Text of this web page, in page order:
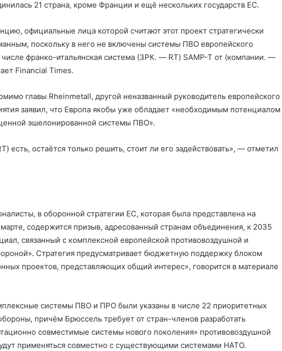
21 страна, кроме Франции и ещё нескольких государств ЕС.
официальные лица которой считают этот проект стратегически
поскольку в него не включены системы ПВО европейского
числе франко-итальянская система (ЗРК. — RT) SAMP-T от (компании. —
Financial Times.
главы Rheinmetall, другой неназванный руководитель европейского
заявил, что Европа якобы уже обладает «необходимым потенциалом
эшелонированной системы ПВО».
есть, остаётся только решить, стоит ли его задействовать», — отметил
в оборонной стратегии ЕС, которая была представлена на
содержится призыв, адресованный странам объединения, к 2035
связанный с комплексной европейской противовоздушной и
Стратегия предусматривает бюджетную поддержку блоком
проектов, представляющих общий интерес», говорится в материале
системы ПВО и ПРО были указаны в числе 22 приоритетных
причём Брюссель требует от стран-членов разработать
совместимые системы нового поколения» противовоздушной
применяться совместно с существующими системами НАТО.